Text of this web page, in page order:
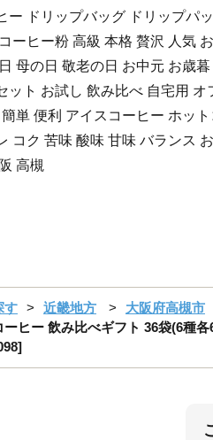
ー ドリップバッグ ドリップパ
ーヒー粉 高級 本格 贅沢 人気
母の日 敬老の日 お中元 お歳
ット お試し 飲み比べ 自宅用 オ
単 便利 アイスコーヒー ホッ
コク 苦味 酸味 甘味 バランス
高槻
す 近畿地方 大阪府高槻市
ーヒー 飲み比べギフト 36袋(6種